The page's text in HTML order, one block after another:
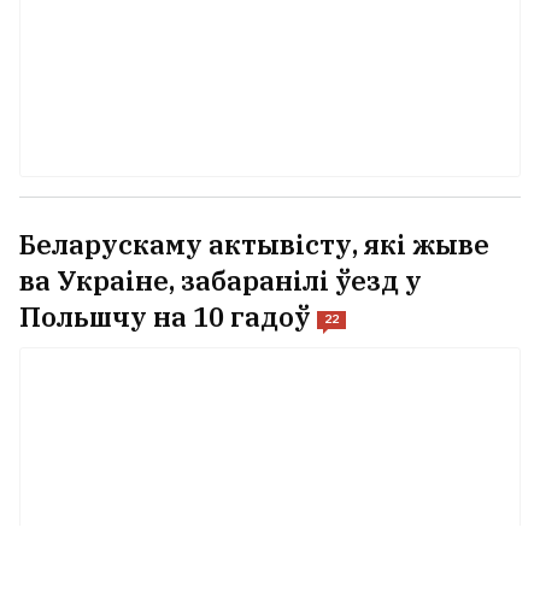
Беларускаму актывісту, які жыве
ва Украіне, забаранілі ўезд у
Польшчу на 10 гадоў
22